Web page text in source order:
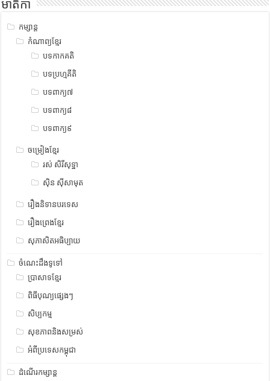
មាតិកា
កម្សាន្ត
កំណាព្យខ្មែរ
បទកាកគតិ
បទប្រហ្មគីតិ
បទពាក្យ៧
បទពាក្យ៨
បទពាក្យ៩
ចម្រៀងខ្មែរ
រស់ សិរីសុទ្ឋា
ស៊ិន ស៊ីសាមុត
រឿងនិទានបរទេស
រឿងព្រេងខ្មែរ
សុភាសិតអធិប្បាយ
ចំណេះដឹងទូទៅ
ប្រាសាទខ្មែរ
ពិធីបុណ្យផ្សេងៗ
សិប្បកម្ម
សុខភាពនិងសម្រស់
អំពីប្រទេសកម្ពុជា
ដំណើរកម្សាន្ត